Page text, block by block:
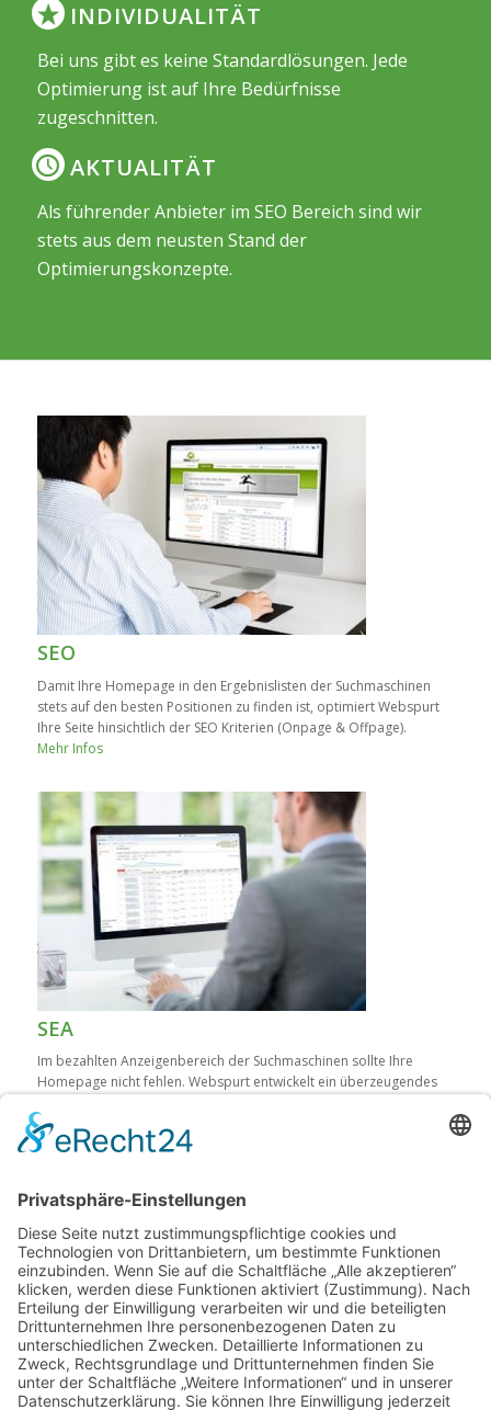
INDIVIDUALITÄT
Bei uns gibt es keine Standardlösungen. Jede
Optimierung ist auf Ihre Bedürfnisse
zugeschnitten.
AKTUALITÄT
Als führender Anbieter im SEO Bereich sind wir
stets aus dem neusten Stand der
Optimierungskonzepte.
SEO
Damit Ihre Homepage in den Ergebnislisten der Suchmaschinen
stets auf den besten Positionen zu finden ist, optimiert Webspurt
Ihre Seite hinsichtlich der SEO Kriterien (Onpage & Offpage).
Mehr Infos
SEA
Im bezahlten Anzeigenbereich der Suchmaschinen sollte Ihre
Homepage nicht fehlen. Webspurt entwickelt ein überzeugendes
Mehr Infos
Kontakt